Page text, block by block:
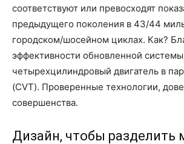
соответствуют или превосходят
предыдущего поколения в 43/44
городском/шосейном циклах. Как?
эффективности обновленной
четырехцилиндровый двигатель в
(CVT). Проверенные технологии,
совершенства.
Дизайн, чтобы разделить